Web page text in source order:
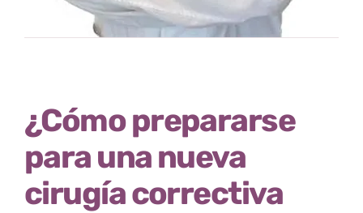
¿Cómo prepararse
para una nueva
cirugía correctiva